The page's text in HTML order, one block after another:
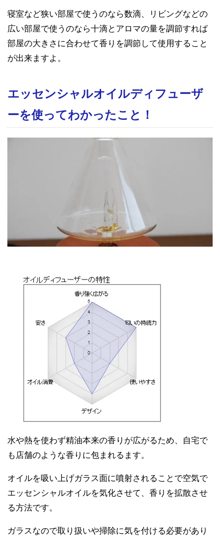
寝室など狭い部屋で使うのなら数滴、リビングなどの
広い部屋で使うのなら十滴とアロマの量を調節すれば
部屋の大きさに合わせて香りを調節して使用すること
が出来ますよ。
エッセンシャルオイルディフューザ
ーを使ってわかったこと！
水や熱を使わず精油本来の香りが広がるため、自宅で
も店舗のような香りに包まれるます。
オイルを吸い上げガラス面に噴射されることで空気で
エッセンシャルオイルを気化させて、香りを拡散させ
る方法です。
ガラスなので取り扱いや掃除に気を付ける必要があり